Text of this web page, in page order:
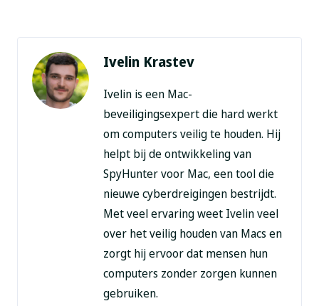
Ivelin Krastev
Ivelin is een Mac-
beveiligingsexpert die hard werkt
om computers veilig te houden. Hij
helpt bij de ontwikkeling van
SpyHunter voor Mac, een tool die
nieuwe cyberdreigingen bestrijdt.
Met veel ervaring weet Ivelin veel
over het veilig houden van Macs en
zorgt hij ervoor dat mensen hun
computers zonder zorgen kunnen
gebruiken.